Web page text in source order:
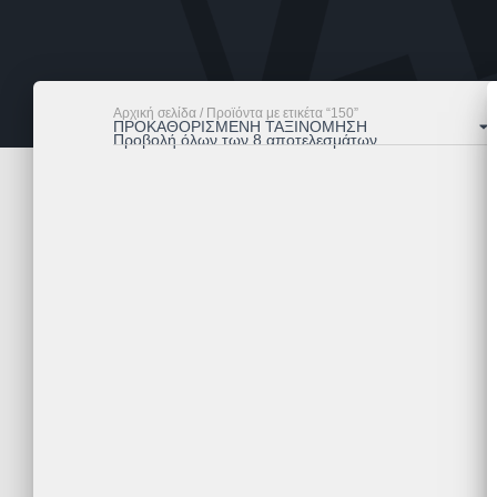
Αρχική σελίδα / Προϊόντα με ετικέτα “150”
Προβολή όλων των 8 αποτελεσμάτων